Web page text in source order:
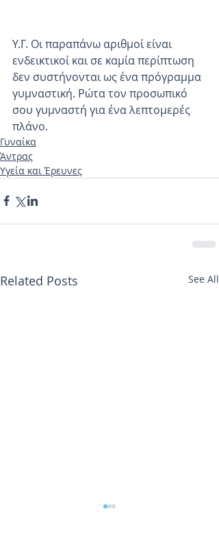
Υ.Γ. Οι παραπάνω αριθμοί είναι
ενδεικτικοί και σε καμία περίπτωση
δεν συστήνονται ως ένα πρόγραμμα
γυμναστική. Ρώτα τον προσωπικό
σου γυμναστή για ένα λεπτομερές
πλάνο.
Γυναίκα
Άντρας
Υγεία και Έρευνες
Related Posts See All